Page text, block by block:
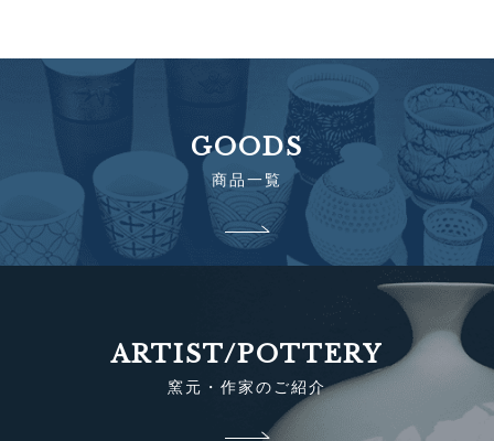
GOODS
商品一覧
ARTIST/POTTERY
窯元・作家のご紹介